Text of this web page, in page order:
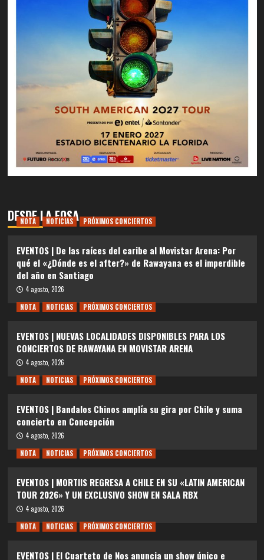
DESDE LA FOSA
NOTA NOTICIAS PRÓXIMOS CONCIERTOS
EVENTOS | De las raíces del caribe al Movistar Arena: Por
qué el «¿Dónde es el after?» de Rawayana es el imperdible
del año en Santiago
4 agosto, 2026
NOTA
NOTICIAS PRÓXIMOS CONCIERTOS
EVENTOS | NUEVAS LOCALIDADES DISPONIBLES PARA LOS
CONCIERTOS DE RAWAYANA EN MOVISTAR ARENA
4 agosto, 2026
NOTA
NOTICIAS PRÓXIMOS CONCIERTOS
EVENTOS | Bandalos Chinos amplía su gira por Chile y suma
concierto en Concepción
4 agosto, 2026
NOTA
NOTICIAS PRÓXIMOS CONCIERTOS
EVENTOS | MORTIIS REGRESA A CHILE EN SU «LATIN AMERICAN
TOUR 2026» Y UN EXCLUSIVO SHOW EN SALA RBX
4 agosto, 2026
NOTA
NOTICIAS PRÓXIMOS CONCIERTOS
EVENTOS | El Cuarteto de Nos anuncia un show único e